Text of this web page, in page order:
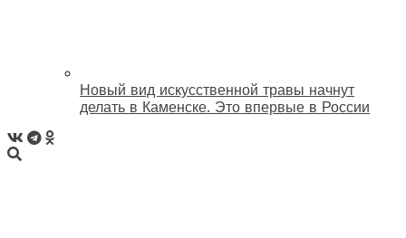
Новый вид искусственной травы начнут
делать в Каменске. Это впервые в России